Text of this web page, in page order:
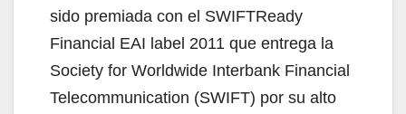
sido premiada con el SWIFTReady
Financial EAI label 2011 que entrega la
Society for Worldwide Interbank Financial
Telecommunication (SWIFT) por su alto